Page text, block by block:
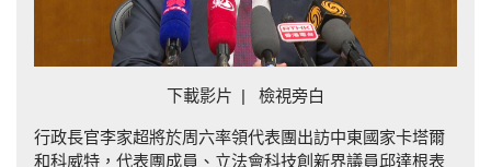
Video
下載影片 | 檢視旁白
行政長官李家超將於周六率領代表團出訪中東國家卡塔爾
和科威特，代表團成員、立法會科技創新界議員邱達根表